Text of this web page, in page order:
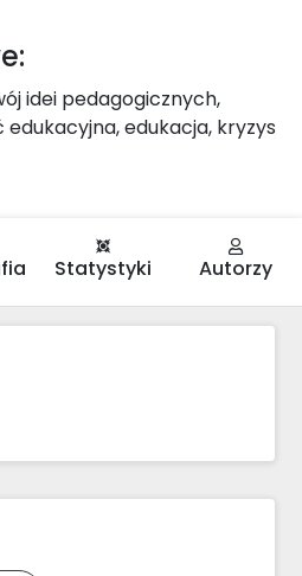
idei pedagogicznych,
edukacyjna, edukacja, kryzys
Statystyki Autorzy